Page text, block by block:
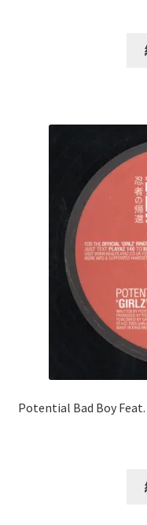
Potential Bad Boy Feat.